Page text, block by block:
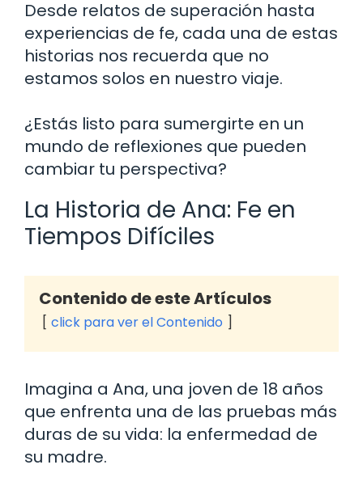
Desde relatos de superación hasta
experiencias de fe, cada una de estas
historias nos recuerda que no
estamos solos en nuestro viaje.
¿Estás listo para sumergirte en un
mundo de reflexiones que pueden
cambiar tu perspectiva?
La Historia de Ana: Fe en
Tiempos Difíciles
Contenido de este Artículos
click para ver el Contenido
Imagina a Ana, una joven de 18 años
que enfrenta una de las pruebas más
duras de su vida: la enfermedad de
su madre.